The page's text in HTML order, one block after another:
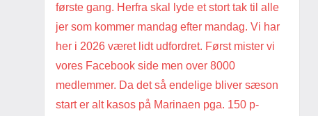
første gang. Herfra skal lyde et stort tak til alle
jer som kommer mandag efter mandag. Vi har
her i 2026 været lidt udfordret. Først mister vi
vores Facebook side men over 8000
medlemmer. Da det så endelige bliver sæson
start er alt kasos på Marinaen pga. 150 p-